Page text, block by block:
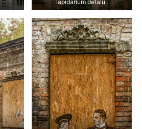
lapidarium detalu.